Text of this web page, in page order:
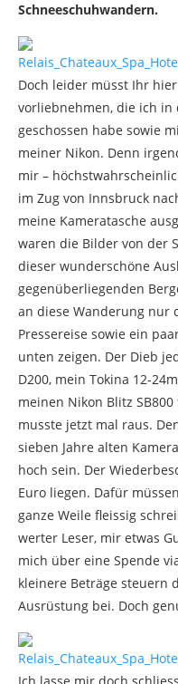
Schneeschuhwandern.
Doch leider müsst Ihr
vorliebnehmen, die ich in
geschossen habe sowie
meiner Nikon. Denn
mir –
im Zug von Innsbruck
meine Kameratasche
waren die Bilder von der
dieser wunderschöne
gegenüberliegenden
an diese Wanderung nur
Pressereise sowie ein
unten zeigen. Der Dieb
D200, mein Tokina 12-
meinen Nikon Blitz
musste jetzt mal raus.
sieben Jahre alten
hoch sein. Der
Euro liegen. Dafür
ganze Weile fleissig
werter Leser, mir etwas
mich über eine Spende
kleinere Beträge steuern
Ausrüstung bei. Doch